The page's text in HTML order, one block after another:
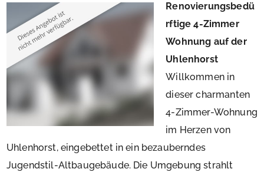
Renovierungsbedü
rftige 4-Zimmer
Wohnung auf der
Uhlenhorst
Willkommen in
dieser charmanten
4-Zimmer-Wohnung
im Herzen von
Uhlenhorst, eingebettet in ein bezauberndes
Jugendstil-Altbaugebäude. Die Umgebung strahlt